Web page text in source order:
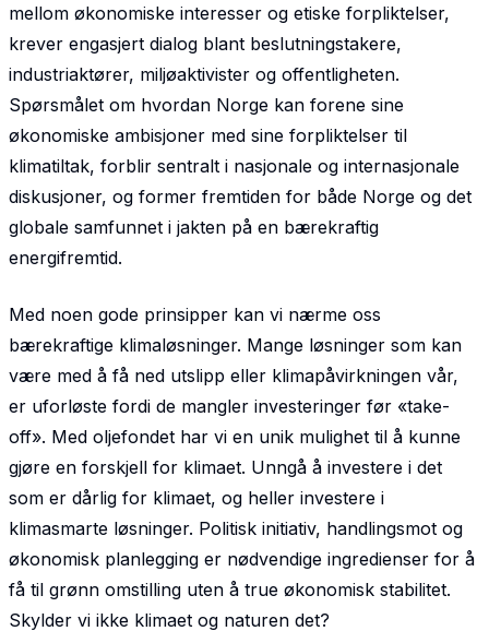
mellom økonomiske interesser og etiske forpliktelser,
krever engasjert dialog blant beslutningstakere,
industriaktører, miljøaktivister og offentligheten.
Spørsmålet om hvordan Norge kan forene sine
økonomiske ambisjoner med sine forpliktelser til
klimatiltak, forblir sentralt i nasjonale og inter­nasjonale
diskusjoner, og former fremtiden for både Norge og det
globale samfunnet i jakten på en bærekraftig
energifremtid.
Med noen gode prinsipper kan vi nærme oss
bærekraftige klimaløsninger. Mange løsninger som kan
være med å få ned utslipp eller klimapåvirkningen vår,
er uforløste fordi de mangler investeringer før «take-
off». Med oljefondet har vi en unik mulighet til å kunne
gjøre en forskjell for klimaet. Unngå å investere i det
som er dårlig for klimaet, og heller investere i
klimasmarte løsninger. Politisk initiativ, handlingsmot og
økonomisk planlegging er nødvendige ingredienser for å
få til grønn omstilling uten å true økonomisk stabilitet.
Skylder vi ikke klimaet og naturen det?